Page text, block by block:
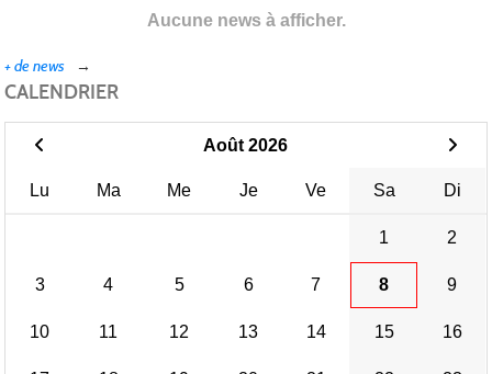
Aucune news à afficher.
+ de news
CALENDRIER
Août 2026
Lu Ma Me Je Ve Sa Di
1 2
3 4 5 6 7 8 9
10 11 12 13 14 15 16